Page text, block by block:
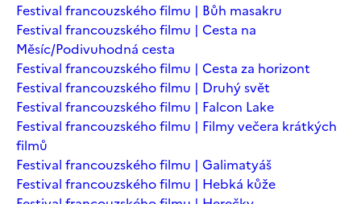
Festival francouzského filmu | Bůh masakru
Festival francouzského filmu | Cesta na
Měsíc/Podivuhodná cesta
Festival francouzského filmu | Cesta za horizont
Festival francouzského filmu | Druhý svět
Festival francouzského filmu | Falcon Lake
Festival francouzského filmu | Filmy večera krátkých
filmů
Festival francouzského filmu | Galimatyáš
Festival francouzského filmu | Hebká kůže